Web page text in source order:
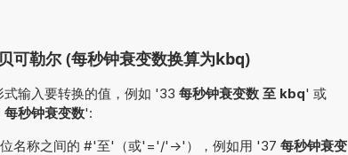
可勒尔 (每秒钟衰变数换算为kbq)
输入要转换的值，例如 '33 每秒钟衰变数 至 kbq' 或
每秒钟衰变数':
位名称之间的 #'至'（或'='/'->'），例如用 '37 每秒钟衰变